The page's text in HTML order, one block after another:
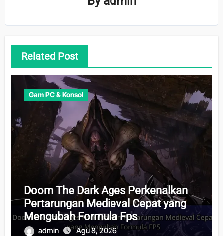
Related Post
Gam PC & Konsol
Doom The Dark Ages Perkenalkan
Pertarungan Medieval Cepat yang
Mengubah Formula Fps
admin Agu 8, 2026